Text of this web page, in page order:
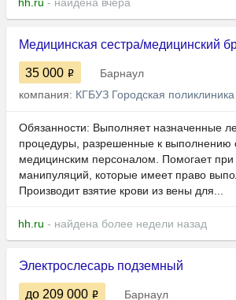
hh.ru - найдена вчера
Медицинская сестра/медицинский
35 000
Барнаул
компания: КГБУЗ Городская
Обязанности: Выполняет назначенные
процедуры, разрешенные к выполнению
медицинским персоналом. Помогает при
манипуляций, которые имеет право
Производит взятие крови из вены для...
hh.ru - найдена более недели назад
Электрослесарь подземный
до 209 000
Барнаул